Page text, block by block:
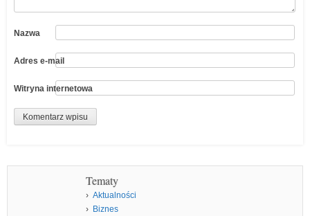
Nazwa
Adres e-mail
Witryna internetowa
Tematy
Aktualności
Biznes